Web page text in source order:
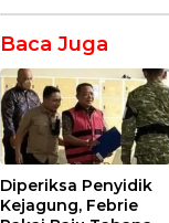
Baca Juga
Diperiksa Penyidik
Kejagung, Febrie